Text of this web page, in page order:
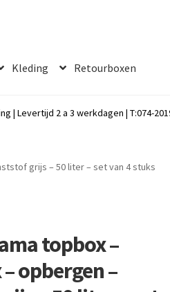
Kleding Retourboxen
Levertijd 2 a 3 werkdagen | T:074-
grijs – 50 liter – set van 4 stuks
topbox –
opbergen –